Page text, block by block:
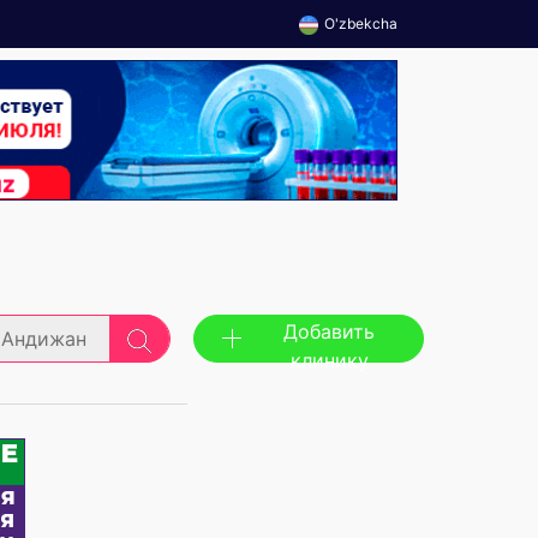
O'zbekcha
Андижан
Добавить
клинику